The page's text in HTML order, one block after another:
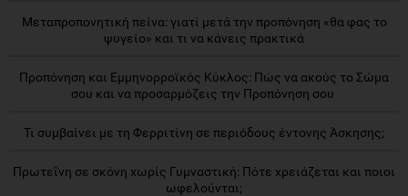
Μεταπροπονητική πείνα: γιατί μετά την προπόνηση «θα φας το
ψυγείο» και τι να κάνεις πρακτικά
Προπόνηση και Εμμηνορροϊκός Κύκλος: Πώς να ακούς το Σώμα
σου και να προσαρμόζεις την Προπόνηση σου
Τι συμβαίνει με τη Φερριτίνη σε περιόδους έντονης Άσκησης;
Πρωτεΐνη σε σκόνη χωρίς Γυμναστική: Πότε χρειάζεται και ποιοι
ωφελούνται;